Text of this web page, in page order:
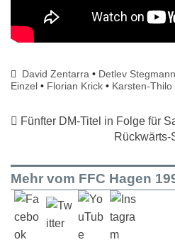
David Zentarra • Detlev Stegmann
Einzel • Florian Krick • Karsten-Thilo
Fünfter DM-Titel in Folge für
Rückwärts-
Mehr vom FFC Hagen